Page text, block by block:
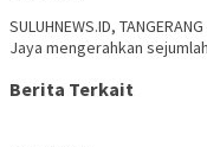
SULUHNEWS.ID,
Jaya mengerahkan
Berita Terkait